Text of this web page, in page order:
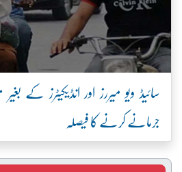
سائیڈ ویو میررز اور انڈیکیٹرز کے
جرمانے کرنے کا فیصلہ